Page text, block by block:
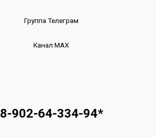
Группа Телеграм
Канал МАХ
8-902-64-334-94*